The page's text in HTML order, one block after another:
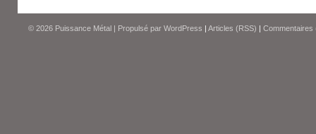
© 2026 Puissance Métal | Propulsé par WordPress | Articles (RSS) | Commentaires